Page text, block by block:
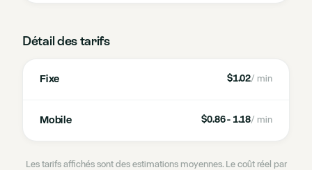
Détail des tarifs
Fixe $1.02/ min
Mobile $0.86 - 1.18/ min
Les tarifs affichés sont des estimations moyennes. Le coût réel par